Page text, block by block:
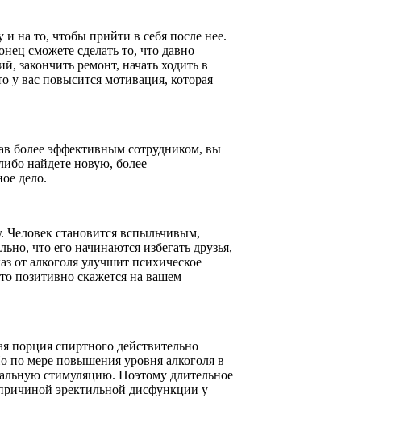
на то, чтобы прийти в себя после нее.
сможете сделать то, что давно
закончить ремонт, начать ходить в
у вас повысится мотивация, которая
более эффективным сотрудником, вы
найдете новую, более
дело.
Человек становится вспыльчивым,
что его начинаются избегать друзья,
от алкоголя улучшит психическое
позитивно скажется на вашем
порция спиртного действительно
по мере повышения уровня алкоголя в
стимуляцию. Поэтому длительное
эректильной дисфункции у